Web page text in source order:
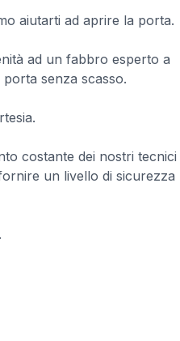
aiutarti ad aprire la porta.
ad un fabbro esperto a
senza scasso.
costante dei nostri tecnici
un livello di sicurezza